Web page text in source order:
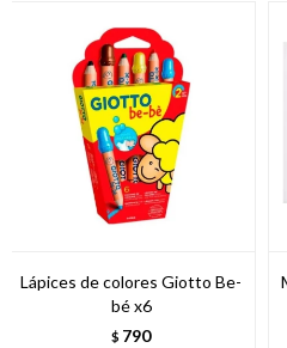
Lápices de colores Giotto Be-
bé x6
$ 790